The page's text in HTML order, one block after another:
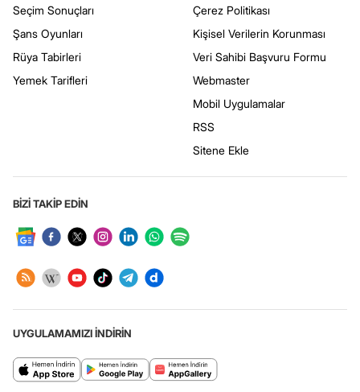
Seçim Sonuçları
Şans Oyunları
Rüya Tabirleri
Yemek Tarifleri
Çerez Politikası
Kişisel Verilerin Korunması
Veri Sahibi Başvuru Formu
Webmaster
Mobil Uygulamalar
RSS
Sitene Ekle
BİZİ TAKİP EDİN
UYGULAMAMIZI İNDİRİN